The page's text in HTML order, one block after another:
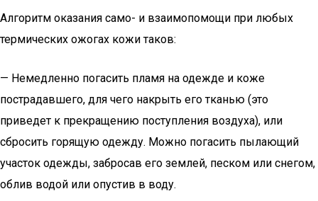
Алгоритм оказания само- и взаимопомощи при любых
термических ожогах кожи таков:
— Немедленно погасить пламя на одежде и коже
пострадавшего, для чего накрыть его тканью (это
приведет к прекращению поступления воздуха), или
сбросить горящую одежду. Можно погасить пылающий
участок одежды, забросав его землей, песком или снегом,
облив водой или опустив в воду.